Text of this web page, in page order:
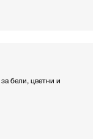
бели, цветни и